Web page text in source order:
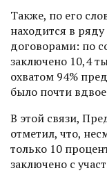
Также, по его
находится в
договорами: по
заключено 10,4
охватом 94%
было почти
В этой связи,
отметил, что,
только 10
заключено с